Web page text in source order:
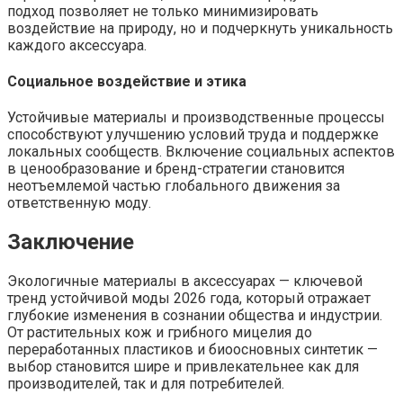
подход позволяет не только минимизировать
воздействие на природу, но и подчеркнуть уникальность
каждого аксессуара.
Социальное воздействие и этика
Устойчивые материалы и производственные процессы
способствуют улучшению условий труда и поддержке
локальных сообществ. Включение социальных аспектов
в ценообразование и бренд-стратегии становится
неотъемлемой частью глобального движения за
ответственную моду.
Заключение
Экологичные материалы в аксессуарах — ключевой
тренд устойчивой моды 2026 года, который отражает
глубокие изменения в сознании общества и индустрии.
От растительных кож и грибного мицелия до
переработанных пластиков и биоосновных синтетик —
выбор становится шире и привлекательнее как для
производителей, так и для потребителей.